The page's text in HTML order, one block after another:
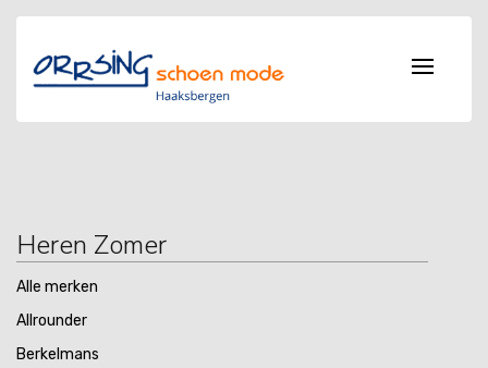
Heren Zomer
Alle merken
Allrounder
Berkelmans